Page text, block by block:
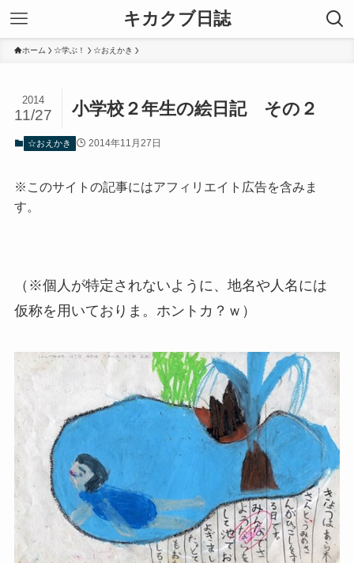
キカクブ日誌
ホーム ☆学ぶ！ ☆おえかき
小学校２年生の絵日記 その２
2014
11/27
☆おえかき 2014年11月27日
※このサイトの記事にはアフィリエイト広告を含みま
す。
（※個人が特定されないように、地名や人名には
仮称を用いておりま。ホントカ？ｗ）